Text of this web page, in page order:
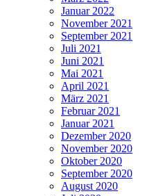
Januar 2022
November 2021
September 2021
Juli 2021
Juni 2021
Mai 2021
April 2021
März 2021
Februar 2021
Januar 2021
Dezember 2020
November 2020
Oktober 2020
September 2020
August 2020